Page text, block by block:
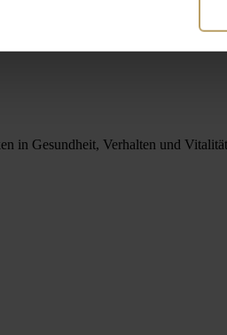
in Gesundheit, Verhalten und